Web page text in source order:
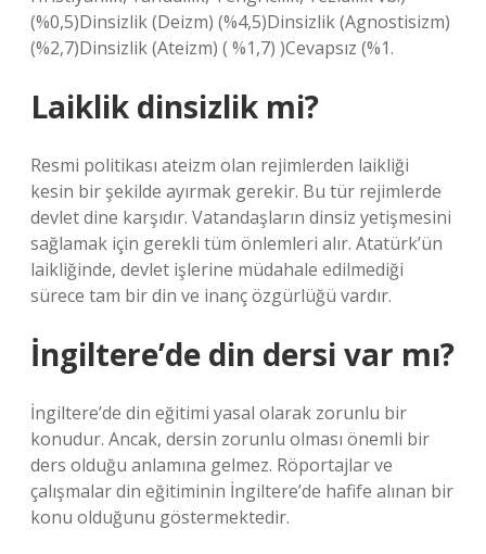
(%0,5)Dinsizlik (Deizm) (%4,5)Dinsizlik (Agnostisizm)
(%2,7)Dinsizlik (Ateizm) ( %1,7) )Cevapsız (%1.
Laiklik dinsizlik mi?
Resmi politikası ateizm olan rejimlerden laikliği
kesin bir şekilde ayırmak gerekir. Bu tür rejimlerde
devlet dine karşıdır. Vatandaşların dinsiz yetişmesini
sağlamak için gerekli tüm önlemleri alır. Atatürk’ün
laikliğinde, devlet işlerine müdahale edilmediği
sürece tam bir din ve inanç özgürlüğü vardır.
İngiltere’de din dersi var mı?
İngiltere’de din eğitimi yasal olarak zorunlu bir
konudur. Ancak, dersin zorunlu olması önemli bir
ders olduğu anlamına gelmez. Röportajlar ve
çalışmalar din eğitiminin İngiltere’de hafife alınan bir
konu olduğunu göstermektedir.